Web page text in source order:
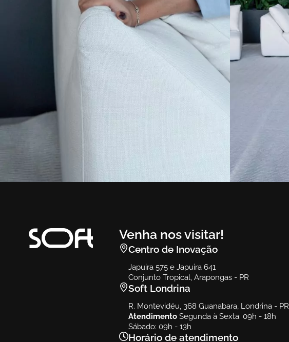
Venha nos visitar!
Centro de Inovação
Japuira 575 e Japuira 641
Conjunto Tropical, Arapongas - PR
Soft Londrina
R. Montevidéu, 368 Guanabara, Londrina - PR
AtendimentoSegunda à Sexta: 09h - 18h
Sábado: 09h - 13h
Horário de atendimento